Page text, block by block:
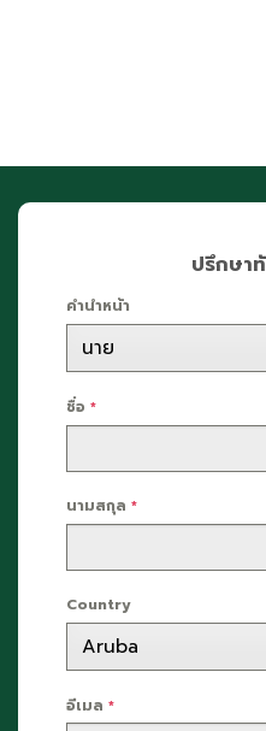
ปรึกษา
คำนำหน้า
ชื่อ *
นามสกุล *
Country
อีเมล *